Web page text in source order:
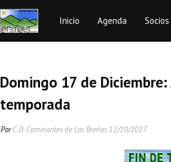
Inicio Agenda Socios
Domingo 17 de
temporada
Por C.D. Caminantes de Las Breñas 12/10/2017